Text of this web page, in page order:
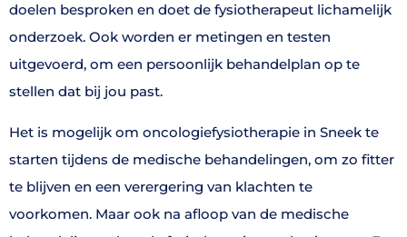
doelen besproken en doet de fysiotherapeut lichamelijk
onderzoek. Ook worden er metingen en testen
uitgevoerd, om een persoonlijk behandelplan op te
stellen dat bij jou past.
Het is mogelijk om oncologiefysiotherapie in Sneek te
starten tijdens de medische behandelingen, om zo fitter
te blijven en een verergering van klachten te
voorkomen. Maar ook na afloop van de medische